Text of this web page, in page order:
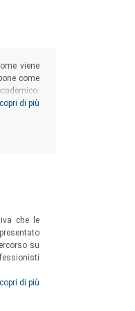
viene
come
studenti
di più
che le
su
di più